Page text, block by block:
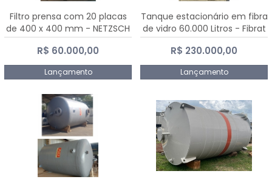
Filtro prensa com 20 placas
de 400 x 400 mm - NETZSCH
R$ 60.000,00
Lançamento
Tanque estacionário em fibra
de vidro 60.000 Litros - Fibrat
R$ 230.000,00
Lançamento